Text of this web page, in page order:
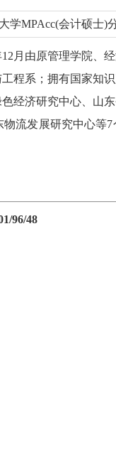
月由原管理学院、
程系；拥有国家知
经济研究中心、山
流发展研究中心等
96/48